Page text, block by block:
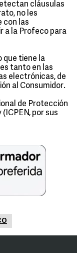
cláusulas
no les
con las
a la Profeco para
que tiene la
tanto en las
electrónicas, de
al Consumidor.
de Protección
por sus